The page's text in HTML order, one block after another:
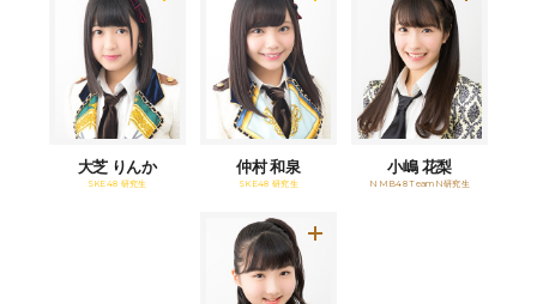
大芝 りんか
SKE48 研究生
仲村 和泉
SKE48 研究生
小嶋 花梨
NMB48 TeamN研究生